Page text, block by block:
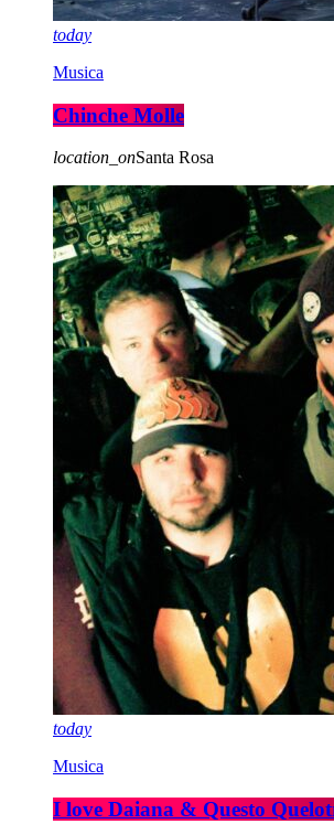
today
Musica
Chinche Molle
location_onSanta Rosa
today
Musica
I love Daiana & Questo